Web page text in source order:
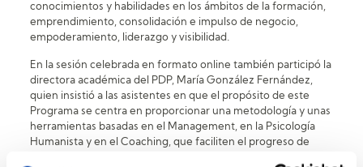
conocimientos y habilidades en los ámbitos de la formación,
emprendimiento, consolidación e impulso de negocio,
empoderamiento, liderazgo y visibilidad.
En la sesión celebrada en formato online también participó la
directora académica del PDP, María González Fernández,
quien insistió a las asistentes en que el propósito de este
Programa se centra en proporcionar una metodología y unas
herramientas basadas en el Management, en la Psicología
Humanista y en el Coaching, que faciliten el progreso de